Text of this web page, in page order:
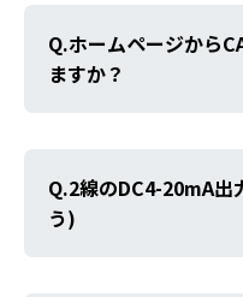
ホームページから
ますか？
2線のDC4-20mA出
う)